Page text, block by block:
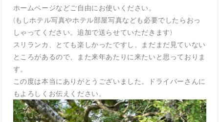
ホームページなどご自由にお使いください。
(もしホテル写真やホテル部屋写真なども必要でしたらおっ
しゃって ください。追加で送らせていただきます)
スリランカ、とても楽しかったですし、
まだまだ見ていない
ところがあるので、
また来年あたりに来たいと思っておりま
す。
この度は本当にありがとうございました。ドライバーさんに
もよろしくお伝えください。